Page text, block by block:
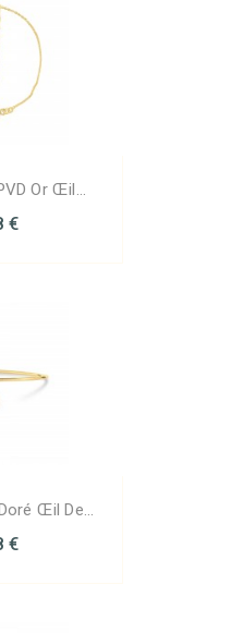
Or Œil...
€
Œil De...
€